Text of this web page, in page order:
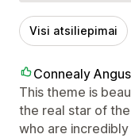
Visi atsiliepimai
Connealy Angus
This theme is
the real star of
who are